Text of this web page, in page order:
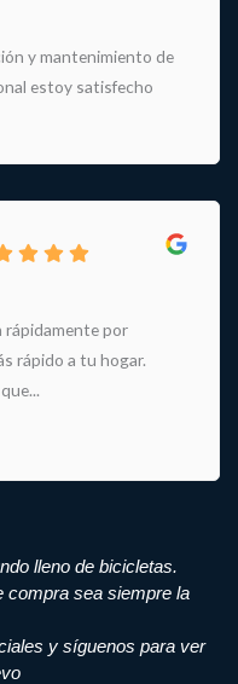
y mantenimiento de
estoy satisfecho
rápidamente por
rápido a tu hogar.
lleno de bicicletas.
compra sea siempre la
y síguenos para ver